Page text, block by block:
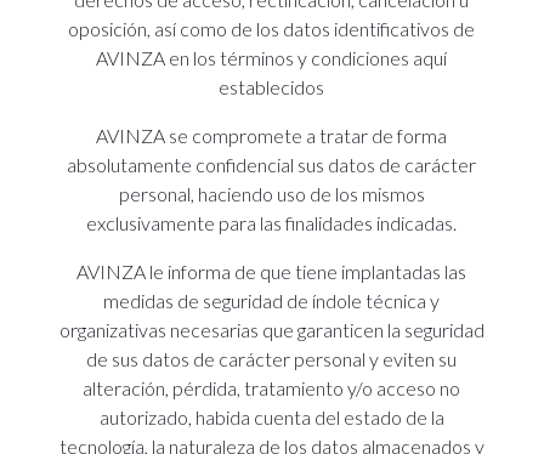
oposición, así como de los datos identificativos de
AVINZA en los términos y condiciones aquí
establecidos
AVINZA se compromete a tratar de forma
absolutamente confidencial sus datos de carácter
personal, haciendo uso de los mismos
exclusivamente para las finalidades indicadas.
AVINZA le informa de que tiene implantadas las
medidas de seguridad de índole técnica y
organizativas necesarias que garanticen la seguridad
de sus datos de carácter personal y eviten su
alteración, pérdida, tratamiento y/o acceso no
autorizado, habida cuenta del estado de la
tecnología, la naturaleza de los datos almacenados y